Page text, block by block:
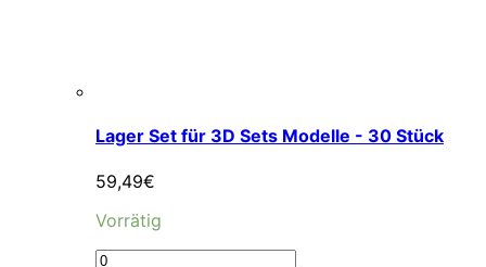
Lager Set für 3D Sets Modelle - 30 Stück
59,49€
Vorrätig